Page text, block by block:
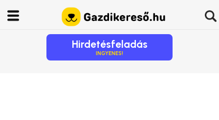
Hirdetésfeladás
INGYENES!